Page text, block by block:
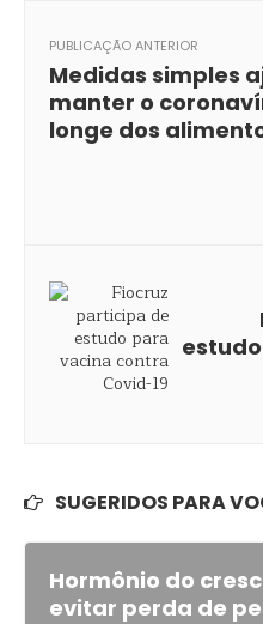
PUBLICAÇÃO ANTERIOR
Medidas simples
manter o
longe dos
SUGERIDOS PARA
Hormônio do
evitar perda de